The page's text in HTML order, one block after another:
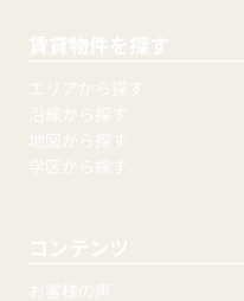
賃貸物件を探す
エリアから探す
沿線から探す
地図から探す
学区から探す
コンテンツ
お客様の声